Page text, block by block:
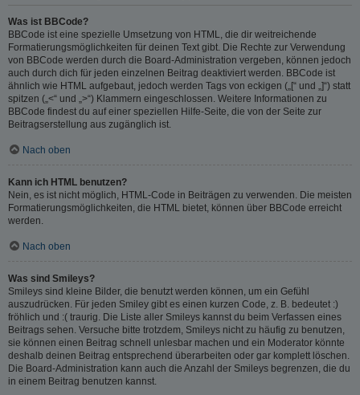
Was ist BBCode?
BBCode ist eine spezielle Umsetzung von HTML, die dir weitreichende
Formatierungsmöglichkeiten für deinen Text gibt. Die Rechte zur Verwendung
von BBCode werden durch die Board-Administration vergeben, können jedoch
auch durch dich für jeden einzelnen Beitrag deaktiviert werden. BBCode ist
ähnlich wie HTML aufgebaut, jedoch werden Tags von eckigen („[“ und „]“) statt
spitzen („<“ und „>“) Klammern eingeschlossen. Weitere Informationen zu
BBCode findest du auf einer speziellen Hilfe-Seite, die von der Seite zur
Beitragserstellung aus zugänglich ist.
Nach oben
Kann ich HTML benutzen?
Nein, es ist nicht möglich, HTML-Code in Beiträgen zu verwenden. Die meisten
Formatierungsmöglichkeiten, die HTML bietet, können über BBCode erreicht
werden.
Nach oben
Was sind Smileys?
Smileys sind kleine Bilder, die benutzt werden können, um ein Gefühl
auszudrücken. Für jeden Smiley gibt es einen kurzen Code, z. B. bedeutet :)
fröhlich und :( traurig. Die Liste aller Smileys kannst du beim Verfassen eines
Beitrags sehen. Versuche bitte trotzdem, Smileys nicht zu häufig zu benutzen,
sie können einen Beitrag schnell unlesbar machen und ein Moderator könnte
deshalb deinen Beitrag entsprechend überarbeiten oder gar komplett löschen.
Die Board-Administration kann auch die Anzahl der Smileys begrenzen, die du
in einem Beitrag benutzen kannst.